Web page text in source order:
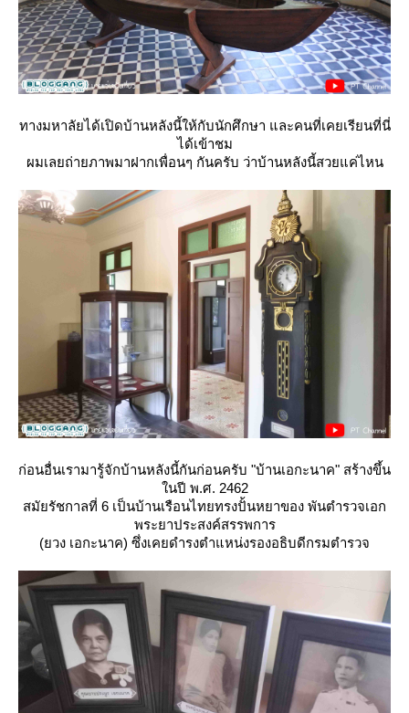
ทางมหาลัยได้เปิดบ้านหลังนี้ให้กับนักศึกษา และคนที่เคยเรียนที่นี่
ได้เข้าชม
ผมเลยถ่ายภาพมาฝากเพื่อนๆ กันครับ ว่าบ้านหลังนี้สวยแค่ไหน
ก่อนอื่นเรามารู้จักบ้านหลังนี้กันก่อนครับ "บ้านเอกะนาค" สร้างขึ้น
นปี พ.ศ. 2462
สมัยรัชกาลที่ 6 เป็นบ้านเรือนไทยทรงปั้นหยาของ พันตำรวจเอก
พระยาประสงค์สรรพการ
(ยวง เอกะนาค) ซึ่งเคยดำรงตำแหน่งรองอธิบดีกรมตำรวจ